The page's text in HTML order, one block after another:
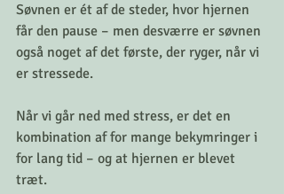
Søvnen er ét af de steder, hvor hjernen
får den pause – men desværre er søvnen
også noget af det første, der ryger, når vi
er stressede.
Når vi går ned med stress, er det en
kombination af for mange bekymringer i
for lang tid – og at hjernen er blevet
træt.